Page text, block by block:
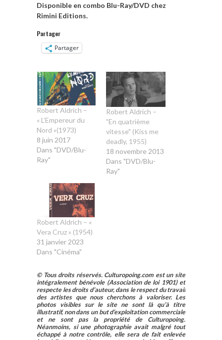
Disponible en combo Blu-Ray/DVD chez
Rimini Editions.
Partager
Partager
Robert Aldrich –
« L’Empereur du
Nord »(1973)
8 juin 2017
Dans "DVD/Blu-
Ray"
Robert Aldrich –
"En quatrième
vitesse" (Kiss me
deadly, 1955)
18 novembre 2013
Dans "DVD/Blu-
Ray"
Robert Aldrich – «
Vera Cruz » (1954)
31 janvier 2023
Dans "Cinéma"
© Tous droits réservés. Culturopoing.com est un site
intégralement bénévole (Association de loi 1901) et
respecte les droits d’auteur, dans le respect du travail
des artistes que nous cherchons à valoriser. Les
photos visibles sur le site ne sont là qu’à titre
illustratif, non dans un but d’exploitation commerciale
et ne sont pas la propriété de Culturopoing.
Néanmoins, si une photographie avait malgré tout
échappé à notre contrôle, elle sera de fait enlevée